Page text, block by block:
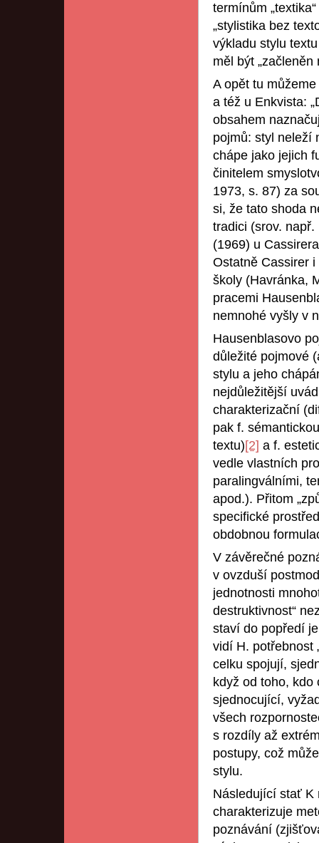
termínům
„stylistika bez
výkladu stylu
měl být
A opět tu
a též u Enkvista:
obsahem
pojmů: styl neleží
chápe jako jejich
činitelem
1973, s. 87) za
si, že tato shoda
tradici (srov.
(1969) u
Ostatně Cassirer
školy (Havránka,
pracemi
nemnohé vyšly v
Hausenblasovo
důležité pojmové
stylu a jeho
nejdůležitější
charakterizační
pak f.
textu)[2] a f.
vedle vlastních
paralingválními,
apod.). Přitom
specifické
obdobnou
V závěrečné
v ovzduší
jednotnosti
destruktivnost“
staví do popředí
vidí H. potřebnost
celku spojují,
když od toho,
sjednocující,
všech
s rozdíly až
postupy, což
stylu.
Následující stať K
charakterizuje
poznávání